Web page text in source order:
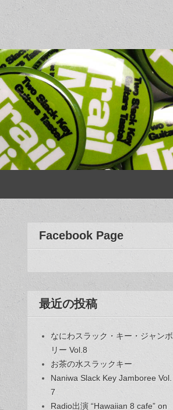
Facebook Page
最近の投稿
なにわスラック・キー・ジャンボ
リー Vol.8
お茶の水スラックキー
Naniwa Slack Key Jamboree Vol.
7
Radio出演 “Hawaiian 8 cafe” on